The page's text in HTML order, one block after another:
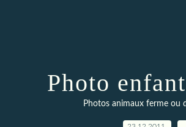
Photo
Photos animaux ferme ou